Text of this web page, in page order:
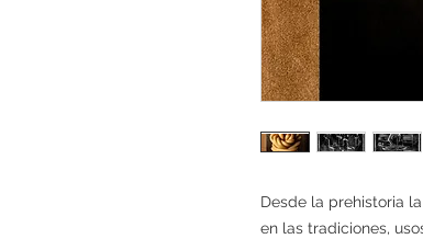
Desde la prehistoria
en las tradiciones,